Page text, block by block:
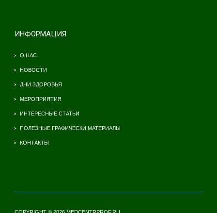
ИНФОРМАЦИЯ
О НАС
НОВОСТИ
ДНИ ЗДОРОВЬЯ
МЕРОПРИЯТИЯ
ИНТЕРЕСНЫЕ СТАТЬИ
ПОЛЕЗНЫЕ ГРАФИЧЕСКИ МАТЕРИАЛЫ
КОНТАКТЫ